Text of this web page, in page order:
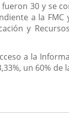
30 y se
a la
y
a la
un 60% de